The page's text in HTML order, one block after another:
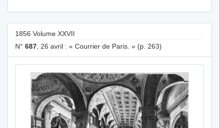
1856 Volume XXVII
N° 687 , 26 avril : « Courrier de Paris. » (p. 263)